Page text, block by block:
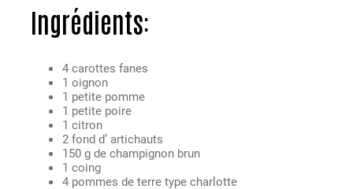
Ingrédients:
4 carottes fanes
1 oignon
1 petite pomme
1 petite poire
1 citron
2 fond d’ artichauts
150 g de champignon brun
1 coing
4 pommes de terre type charlotte